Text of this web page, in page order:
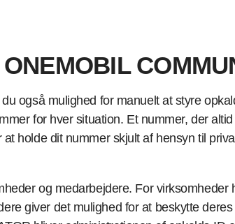
også mulighed for manuelt at styre
for hver situation. Et nummer, der
holde dit nummer skjult af hensyn til
og medarbejdere. For
giver det mulighed for at beskytte